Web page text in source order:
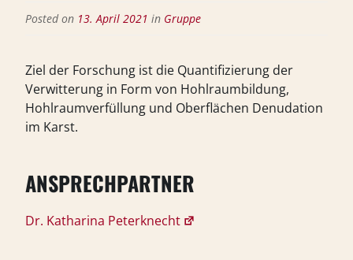
Posted on 13. April 2021 in Gruppe
Ziel der Forschung ist die Quantifizierung der
Verwitterung in Form von Hohlraumbildung,
Hohlraumverfüllung und Oberflächen Denudation
im Karst.
ANSPRECHPARTNER
Dr. Katharina Peterknecht